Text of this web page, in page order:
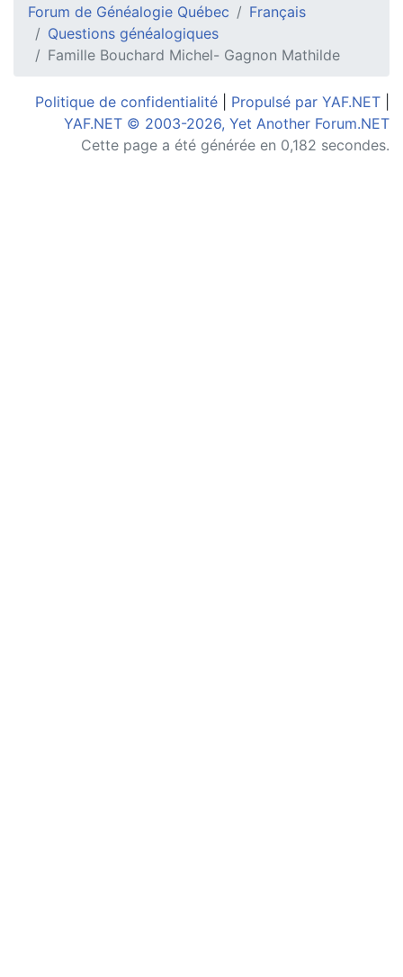
Forum de Généalogie Québec
Français
Questions généalogiques
Famille Bouchard Michel- Gagnon Mathilde
Politique de confidentialité Propulsé par YAF.NET
YAF.NET © 2003-2026, Yet Another Forum.NET
Cette page a été générée en 0,182 secondes.